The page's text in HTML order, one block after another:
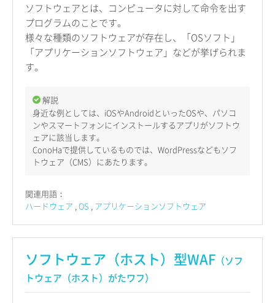
ソフトウェアとは、コンピュータに対して命令を出す
プログラムのことです。
様々な種類のソフトウェアが存在し、「OSソフト」
「アプリケーションソフトウェア」などが挙げられま
す。
解説
身近な例としては、iOSやAndroidといったOSや、パソコ
ンやスマートフォンにインストールするアプリがソフトウ
ェアに該当します。
ConoHaで提供しているものでは、WordPressなどもソフ
トウェア（CMS）にあたります。
関連用語：
ハードウェア OS アプリケーションソフトウェア
ソフトウェア（ホスト）型WAF （ソフ
トウェア（ホスト）がたワフ）